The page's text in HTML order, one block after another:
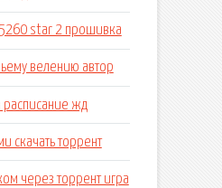
star 2 прошивка
велению автор
расписание жд
скачать торрент
через торрент игра